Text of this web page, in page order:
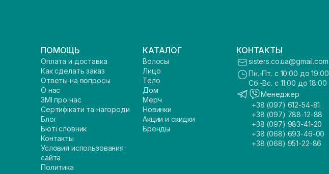
ПОМОЩЬ
Оплата и доставка
Как сделать заказ
Ответы на вопросы
О нас
ЗМІ про нас
Сертифікати та нагороди
Блог
Бюті словник
Контакты
Условия использования
сайта
Политика
КАТАЛОГ
Волосы
Лицо
Тело
Дом
Мерч
Новинки
Акции и скидки
Бренды
КОНТАКТЫ
sisters.co.ua@gmail.com
Пн.-Пт. с 10:00 до 19:00
Сб.-Вс. с 11:00 до 18:00
Менеджер
+38 (097) 612-54-81
+38 (097) 788-12-88
+38 (097) 983-41-20
+38 (068) 693-46-00
+38 (068) 951-22-86